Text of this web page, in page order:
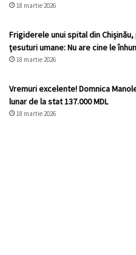
18 martie 2026
Frigiderele unui spital din
țesuturi umane: Nu are cine le
18 martie 2026
Vremuri excelente! Domnica
lunar de la stat 137.000 MDL
18 martie 2026